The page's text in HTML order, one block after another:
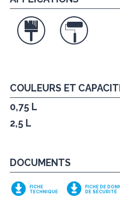
COULEURS ET
0,75 L
2,5 L
DOCUMENTS
FICHE
TECHNIQUE
FICHE DE
DE SÉCURITÉ